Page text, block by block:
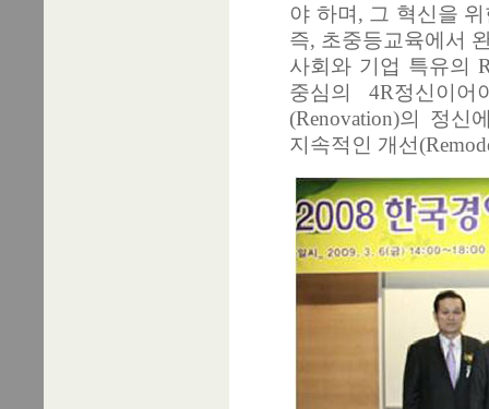
야 하며, 그 혁신을
즉, 초중등교육에서
사회와 기업 특유의
중심의 4R정신이
(Renovation)의 정신
지속적인 개선